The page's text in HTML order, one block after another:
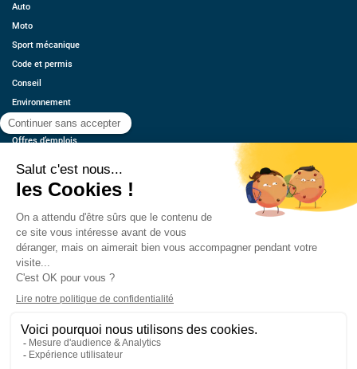
Auto
Moto
Sport mécanique
Code et permis
Conseil
Environnement
Économie
Offres d’emplois
Contact
Estimez votre voiture
Mentions légales
CGU